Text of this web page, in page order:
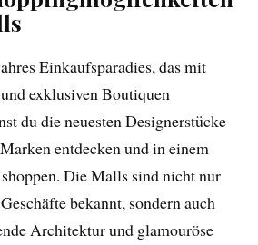
Einkaufsparadies, das mit
und exklusiven Boutiquen
du die neuesten Designerstücke
entdecken und in einem
Die Malls sind nicht nur
bekannt, sondern auch
Architektur und glamouröse